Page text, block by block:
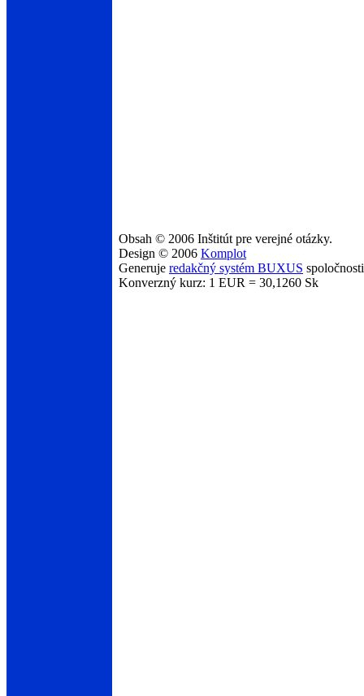
Obsah © 2006 Inštitút pre verejné otázky.
Design © 2006 Komplot
Generuje redakčný systém BUXUS
Konverzný kurz: 1 EUR = 30,1260 Sk